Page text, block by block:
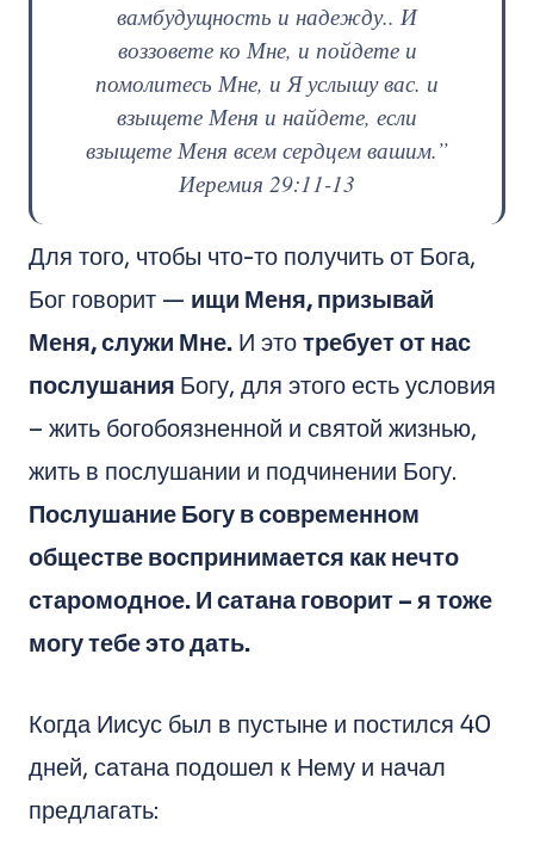
вамбудущность и надежду.. И
воззовете ко Мне, и пойдете и
помолитесь Мне, и Я услышу вас. и
взыщете Меня и найдете, если
взыщете Меня всем сердцем вашим.”
Иеремия 29:11-13
Для того, чтобы что-то получить от Бога,
Бог говорит — ищи Меня, призывай
Меня, служи Мне. И это требует от нас
послушания Богу, для этого есть условия
– жить богобоязненной и святой жизнью,
жить в послушании и подчинении Богу.
Послушание Богу в современном
обществе воспринимается как нечто
старомодное. И сатана говорит – я тоже
могу тебе это дать.
Когда Иисус был в пустыне и постился 40
дней, сатана подошел к Нему и начал
предлагать: